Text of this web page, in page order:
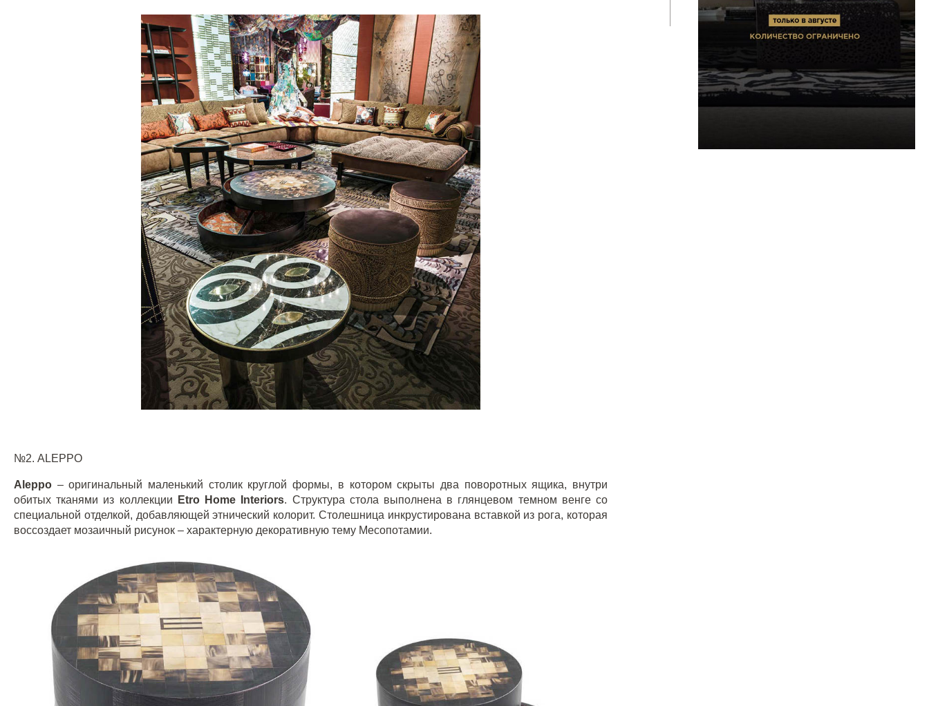
№2. ALEPPO
Aleppo – оригинальный маленький столик круглой формы, в котором скрыты два поворотных ящика, внутри
обитых тканями из коллекции
Etro Home Interiors. Структура стола выполнена в глянцевом темном венге со
специальной отделкой, добавляющей этнический колорит. Столешница инкрустирована вставкой из рога, которая
воссоздает мозаичный рисунок – характерную декоративную тему Месопотамии.